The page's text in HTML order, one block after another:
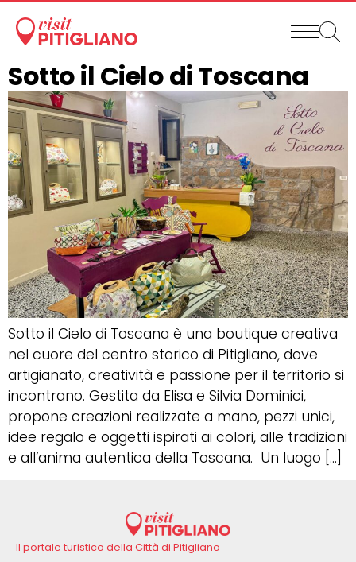
Sotto il Cielo di Toscana
Sotto il Cielo di Toscana è una boutique creativa
nel cuore del centro storico di Pitigliano, dove
artigianato, creatività e passione per il territorio si
incontrano. Gestita da Elisa e Silvia Dominici,
propone creazioni realizzate a mano, pezzi unici,
idee regalo e oggetti ispirati ai colori, alle tradizioni
e all’anima autentica della Toscana. Un luogo […]
Il portale turistico della Città di Pitigliano